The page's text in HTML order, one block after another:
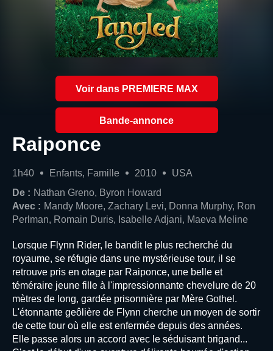
Voir dans PREMIERE MAX
Bande-annonce
Raiponce
1h40 Enfants, Famille 2010
USA
De : Nathan Greno, Byron Howard
Avec : Mandy Moore, Zachary Levi, Donna Murphy, Ron
Perlman, Romain Duris, Isabelle Adjani, Maeva Meline
Lorsque Flynn Rider, le bandit le plus recherché du
royaume, se réfugie dans une mystérieuse tour, il se
retrouve pris en otage par Raiponce, une belle et
téméraire jeune fille à l'impressionnante chevelure de 20
mètres de long, gardée prisonnière par Mère Gothel.
L'étonnante geôlière de Flynn cherche un moyen de sortir
de cette tour où elle est enfermée depuis des années.
Elle passe alors un accord avec le séduisant brigand...